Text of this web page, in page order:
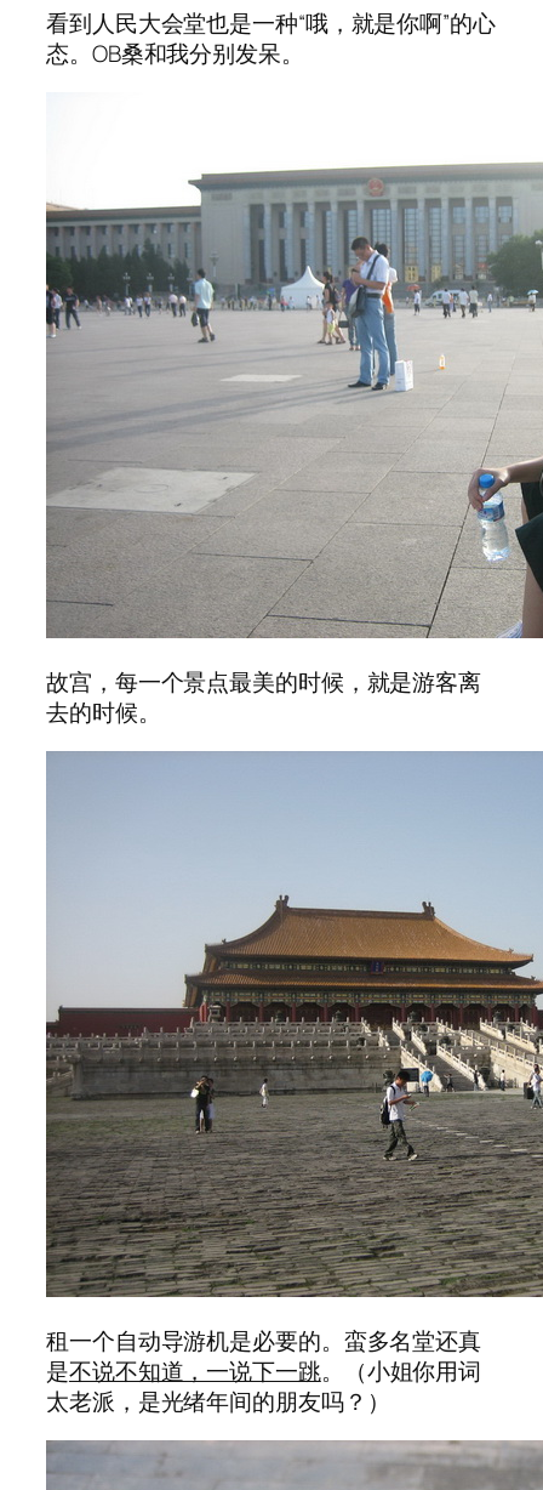
看到人民大会堂也是一种“哦，就是你啊”的心
态。OB桑和我分别发呆。
故宫，每一个景点最美的时候，就是游客离
去的时候。
租一个自动导游机是必要的。蛮多名堂还真
是不说不知道，一说下一跳。（小姐你用词
太老派，是光绪年间的朋友吗？）